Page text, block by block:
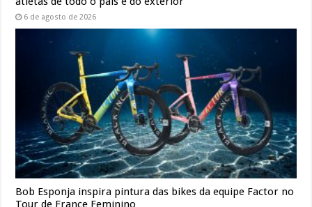
6 de agosto de 2026
Bob Esponja inspira pintura das bikes da equipe Factor no
Tour de France Feminino